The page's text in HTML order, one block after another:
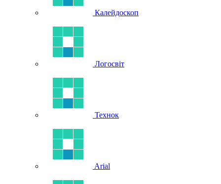
Калейдоскоп
Логосвіт
Технок
Arial